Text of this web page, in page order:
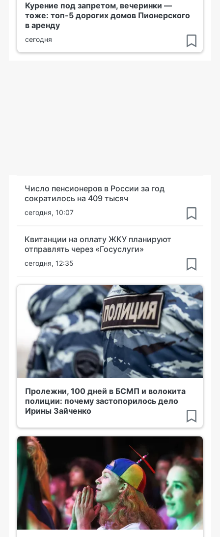
Курение под запретом, вечеринки —
тоже: топ-5 дорогих домов Пионерского
в аренду
сегодня
Число пенсионеров в России за год
сократилось на 409 тысяч
сегодня, 10:07
Квитанции на оплату ЖКУ планируют
отправлять через «Госуслуги»
сегодня, 12:35
Пролежни, 100 дней в БСМП и волокита
полиции: почему застопорилось дело
Ирины Зайченко